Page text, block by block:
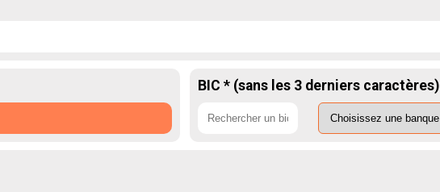
BIC * (sans les 3 derniers caractères)